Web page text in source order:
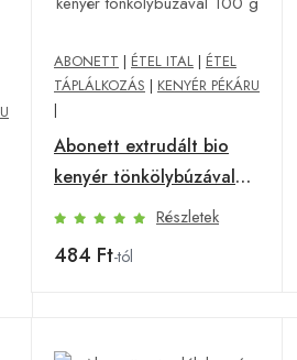
ABONETT | ÉTEL ITAL | ÉTEL
TÁPLÁLKOZÁS | KENYÉR PÉKÁRU
|
Abonett extrudált bio
kenyér tönkölybúzával
100 g
Részletek
484 Ft-tól